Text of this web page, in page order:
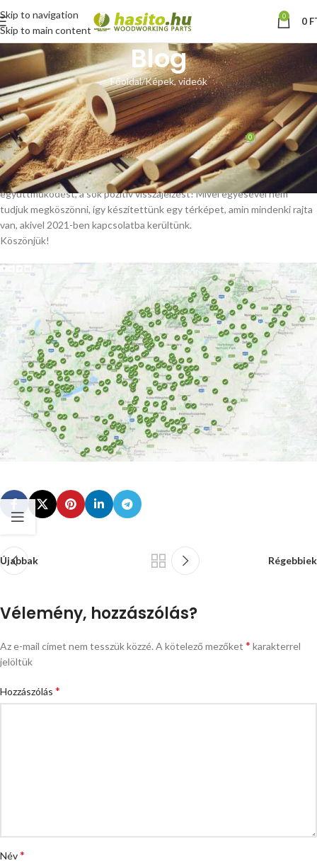
Skip to navigation
Skip to main content
0 0
Blog
Főoldal Képek, videók
KÉPEK, VIDEÓK
Év végi köszönet
Hoffmann ZsoltBe december 28, 2021 0
Minden kedves vásárlónknak, partnerünknek köszönjük az egész éves
együttműködést, a sok pozitív visszajelzést! Mivel egyesével nem
tudjuk megköszönni, így készítettünk egy térképet, amin mindenki rajta
van, akivel 2021-ben kapcsolatba kerültünk.
Köszönjük!
Újabbak Régebbiek
Vélemény, hozzászólás?
Az e-mail címet nem tesszük közzé. A kötelező mezőket * karakterrel
jelöltük
Hozzászólás *
Név*